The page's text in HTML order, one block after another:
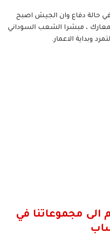
حالة دفاع وان الجيش اصبح
، مبشرا الشعب السوداني
وبداية الاعمار.
الى مجموعاتنا في